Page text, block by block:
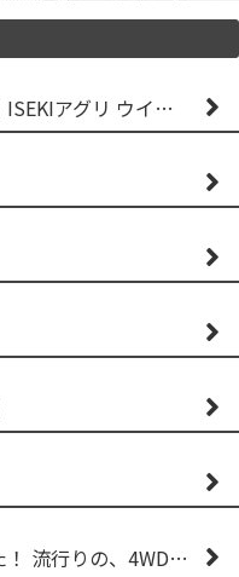
ウイングモアで畦草刈りに挑戦！ISEKIアグリ ウイングモア WM746AF
今日は、乗用草刈機の納品でした！ 流行りの、4WD！ #イセキアグリ #オーレック #四駆 #増税間近